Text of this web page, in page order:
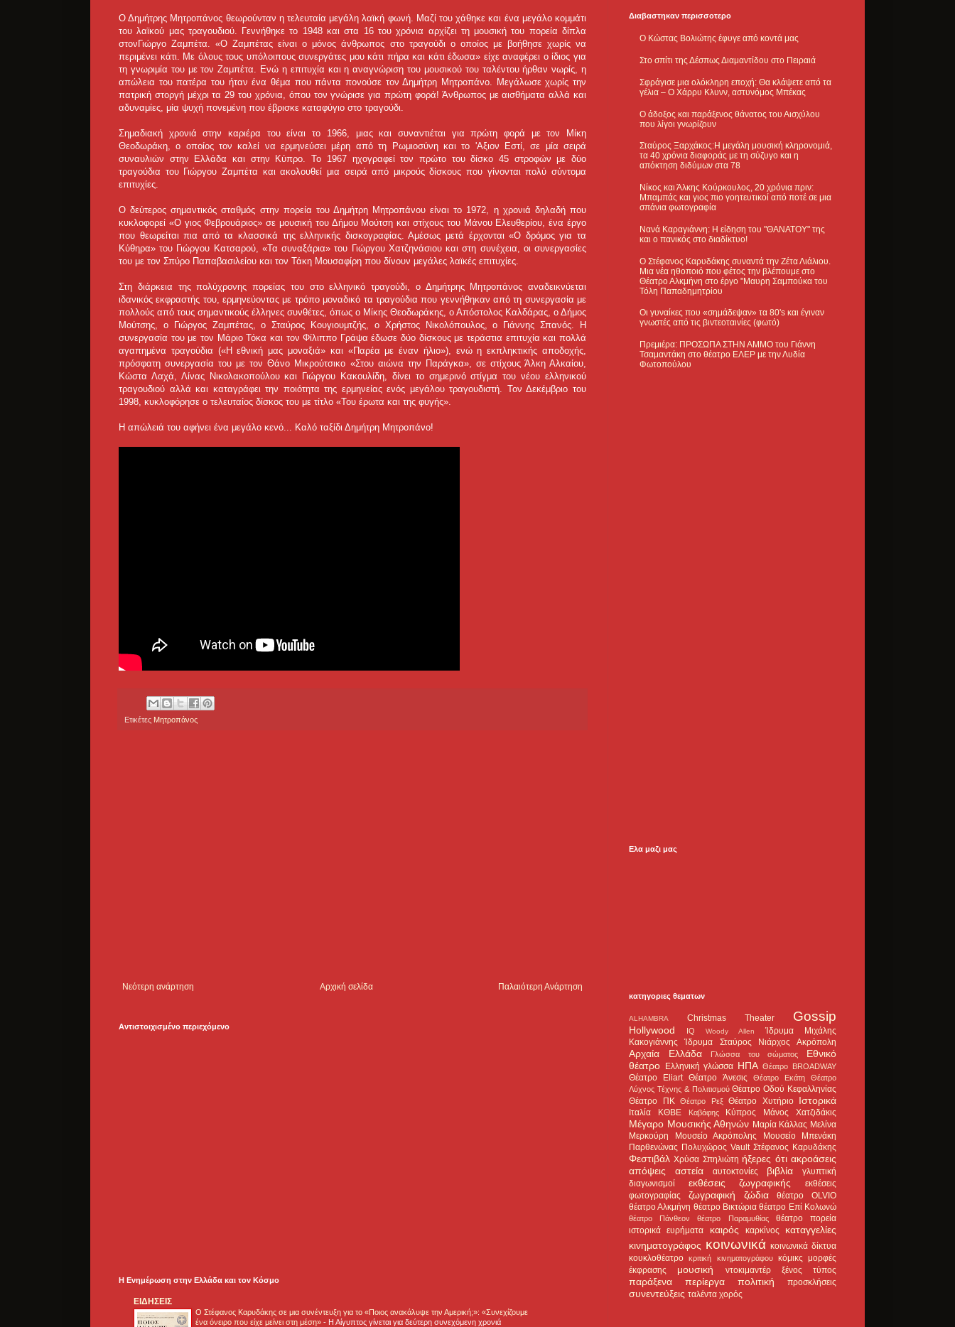
Ο Δημήτρης Μητροπάνος θεωρούνταν η τελευταία μεγάλη λαϊκή φωνή. Μαζί του χάθηκε και ένα μεγάλο κομμάτι
του λαϊκού μας τραγουδιού. Γεννήθηκε το 1948 και στα 16 του χρόνια αρχίζει τη μουσική του πορεία δίπλα
στονΓιώργο Ζαμπέτα. «Ο Ζαμπέτας είναι ο μόνος άνθρωπος στο τραγούδι ο οποίος με βοήθησε χωρίς να
περιμένει κάτι. Με όλους τους υπόλοιπους συνεργάτες μου κάτι πήρα και κάτι έδωσα» είχε αναφέρει ο ίδιος για
τη γνωριμία του με τον Ζαμπέτα. Ενώ η επιτυχία και η αναγνώριση του μουσικού του ταλέντου ήρθαν νωρίς, η
απώλεια του πατέρα του ήταν ένα θέμα που πάντα πονούσε τον Δημήτρη Μητροπάνο. Μεγάλωσε χωρίς την
πατρική στοργή μέχρι τα 29 του χρόνια, όπου τον γνώρισε για πρώτη φορά! Άνθρωπος με αισθήματα αλλά και
αδυναμίες, μία ψυχή πονεμένη που έβρισκε καταφύγιο στο τραγούδι.
Σημαδιακή χρονιά στην καριέρα του είναι το 1966, μιας και συναντιέται για πρώτη φορά με τον Μίκη
Θεοδωράκη, ο οποίος τον καλεί να ερμηνεύσει μέρη από τη Ρωμιοσύνη και το 'Αξιον Εστί, σε μία σειρά
συναυλιών στην Ελλάδα και στην Κύπρο. Το 1967 ηχογραφεί τον πρώτο του δίσκο 45 στροφών με δύο
τραγούδια του Γιώργου Ζαμπέτα και ακολουθεί μια σειρά από μικρούς δίσκους που γίνονται πολύ σύντομα
επιτυχίες.
Ο δεύτερος σημαντικός σταθμός στην πορεία του Δημήτρη Μητροπάνου είναι το 1972, η χρονιά δηλαδή που
κυκλοφορεί «Ο γιος Φεβρουάριος» σε μουσική του Δήμου Μούτση και στίχους του Μάνου Ελευθερίου, ένα έργο
που θεωρείται πια από τα κλασσικά της ελληνικής δισκογραφίας. Αμέσως μετά έρχονται «Ο δρόμος για τα
Κύθηρα» του Γιώργου Κατσαρού, «Τα συναξάρια» του Γιώργου Χατζηνάσιου και στη συνέχεια, οι συνεργασίες
του με τον Σπύρο Παπαβασιλείου και τον Τάκη Μουσαφίρη που δίνουν μεγάλες λαϊκές επιτυχίες.
Στη διάρκεια της πολύχρονης πορείας του στο ελληνικό τραγούδι, ο Δημήτρης Μητροπάνος αναδεικνύεται
ιδανικός εκφραστής του, ερμηνεύοντας με τρόπο μοναδικό τα τραγούδια που γεννήθηκαν από τη συνεργασία με
πολλούς από τους σημαντικούς έλληνες συνθέτες, όπως ο Μίκης Θεοδωράκης, ο Απόστολος Καλδάρας, ο Δήμος
Μούτσης, ο Γιώργος Ζαμπέτας, ο Σταύρος Κουγιουμτζής, ο Χρήστος Νικολόπουλος, ο Γιάννης Σπανός. Η
συνεργασία του με τον Μάριο Τόκα και τον Φίλιππο Γράψα έδωσε δύο δίσκους με τεράστια επιτυχία και πολλά
αγαπημένα τραγούδια («Η εθνική μας μοναξιά» και «Παρέα με έναν ήλιο»), ενώ η εκπληκτικής αποδοχής,
πρόσφατη συνεργασία του με τον Θάνο Μικρούτσικο «Στου αιώνα την Παράγκα», σε στίχους Άλκη Αλκαίου,
Κώστα Λαχά, Λίνας Νικολακοπούλου και Γιώργου Κακουλίδη, δίνει το σημερινό στίγμα του νέου ελληνικού
τραγουδιού αλλά και καταγράφει την ποιότητα της ερμηνείας ενός μεγάλου τραγουδιστή. Τον Δεκέμβριο του
1998, κυκλοφόρησε ο τελευταίος δίσκος του με τίτλο «Του έρωτα και της φυγής».
Η απώλειά του αφήνει ένα μεγάλο κενό... Kαλό ταξίδι Δημήτρη Μητροπάνο!
Ετικέτες Μητροπάνος
Νεότερη ανάρτηση Παλαιότερη Ανάρτηση
Αρχική σελίδα
Αντιστοιχισμένο περιεχόμενο
Η Ενημέρωση στην Ελλάδα και τoν Κόσμο
ΕΙΔΗΣΕΙΣ
Ο Στέφανος Καρυδάκης σε μια συνέντευξη για το «Ποιος ανακάλυψε την Αμερική;»: «Συνεχίζουμε
ένα όνειρο που είχε μείνει στη μέση» - Η Αίγυπτος γίνεται για δεύτερη συνεχόμενη χρονιά
Διαβαστηκαν περισσοτερο
Ο Κώστας Βολιώτης έφυγε από κοντά μας
Στο σπίτι της Δέσπως Διαμαντίδου στο Πειραιά
Σφράγισε μια ολόκληρη εποχή: Θα κλάψετε από τα
γέλια – Ο Χάρρυ Κλυνν, αστυνόμος Μπέκας
Ο άδοξος και παράξενος θάνατος του Αισχύλου
που λίγοι γνωρίζουν
Σταύρος Ξαρχάκος:Η μεγάλη μουσική κληρονομιά,
τα 40 χρόνια διαφοράς με τη σύζυγο και η
απόκτηση διδύμων στα 78
Νίκος και Άλκης Κούρκουλος, 20 χρόνια πριν:
Μπαμπάς και γιος πιο γοητευτικοί από ποτέ σε μια
σπάνια φωτογραφία
Νανά Καραγιάννη: Η είδηση του "ΘΑΝΑΤΟΥ" της
και ο πανικός στο διαδίκτυο!
Ο Στέφανος Καρυδάκης συναντά την Ζέτα Λιάλιου.
Μια νέα ηθοποιό που φέτος την βλέπουμε στο
Θέατρο Αλκμήνη στο έργο "Μαυρη Σαμπούκα του
Τόλη Παπαδημητρίου
Οι γυναίκες που «σημάδεψαν» τα 80's και έγιναν
γνωστές από τις βιντεοταινίες (φωτό)
Πρεμιέρα: ΠΡΟΣΩΠΑ ΣΤΗΝ ΑΜΜΟ του Γιάννη
Τσαμαντάκη στο θέατρο ΕΛΕΡ με την Λυδία
Φωτοπούλου
Ελα μαζι μας
κατηγοριες θεματων
ALHAMBRA Christmas Theater Gossip
Hollywood IQ Woody Allen
Ίδρυμα Μιχάλης
Κακογιάννης
Ίδρυμα Σταύρος Νιάρχος Ακρόπολη
Αρχαία Ελλάδα Γλώσσα του σώματος
Εθνικό
θέατρο Ελληνική γλώσσα ΗΠΑ Θέατρο BROADWAY
Θέατρο Eliart Θέατρο Άνεσις Θέατρο Εκάτη
Θέατρο
Λύχνος Τέχνης & Πολιτισμού Θέατρο Οδού Κεφαλληνίας
Θέατρο ΠΚ
Θέατρο Ρεξ Θέατρο Χυτήριο Ιστορικά
Ιταλία ΚΘΒΕ Καβάφης Κύπρος Μάνος Χατζιδάκις
Μέγαρο Μουσικής Αθηνών Μαρία Κάλλας Μελίνα
Μερκούρη
Μουσείο Ακρόπολης
Μουσείο Μπενάκη
Παρθενώνας Πολυχώρος Vault Στέφανος Καρυδάκης
Φεστιβάλ Χρύσα Σπηλιώτη ήξερες ότι ακροάσεις
απόψεις
αστεία αυτοκτονίες βιβλία
γλυπτική
διαγωνισμοί
εκθέσεις ζωγραφικής
εκθέσεις
φωτογραφίας
ζωγραφική ζώδια
θέατρο OLVIO
θέατρο Αλκμήνη θέατρο Βικτώρια θέατρο Επί Κολωνώ
θέατρο Πάνθεον θέατρο Παραμυθίας
θέατρο πορεία
ιστορικά ευρήματα
καιρός καρκίνος
καταγγελίες
κινηματογράφος κοινωνικά κοινωνικά δίκτυα
κουκλοθέατρο
κριτική κινηματογράφου κόμικς μορφές
έκφρασης
μουσική ντοκιμαντέρ ξένος τύπος
παράξενα περίεργα πολιτική προσκλήσεις
συνεντεύξεις ταλέντα χορός